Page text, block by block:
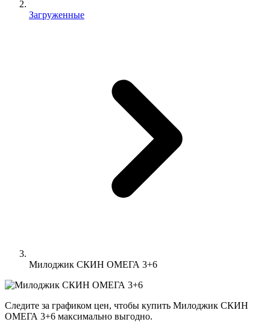
Загруженные
Милоджик СКИН ОМЕГА 3+6
Следите за графиком цен, чтобы купить Милоджик СКИН
ОМЕГА 3+6 максимально выгодно.